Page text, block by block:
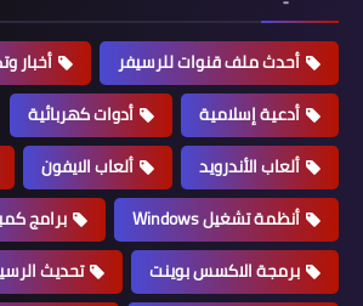
أحدث ملف قنوات للرسيفر
أخبار
أدعية إسلامية
أدوات كهربائية
ألعاب الأندرويد
ألعاب الايفون
أنظمة تشغيل Windows
برامج
برمجة الاكسس بوينت
تحديث